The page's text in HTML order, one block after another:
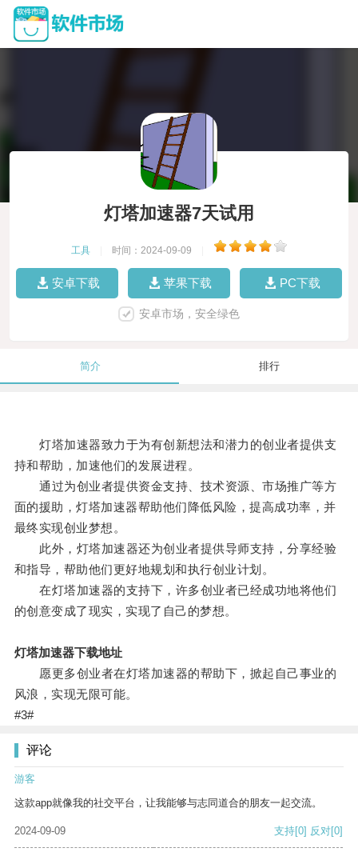
灯塔加速器7天试用
工具 时间：2024-09-09
安卓下载 苹果下载 PC下载
安卓市场，安全绿色
简介 排行
灯塔加速器致力于为有创新想法和潜力的创业者提供支
持和帮助，加速他们的发展进程。
通过为创业者提供资金支持、技术资源、市场推广等方
面的援助，灯塔加速器帮助他们降低风险，提高成功率，并
最终实现创业梦想。
此外，灯塔加速器还为创业者提供导师支持，分享经验
和指导，帮助他们更好地规划和执行创业计划。
在灯塔加速器的支持下，许多创业者已经成功地将他们
的创意变成了现实，实现了自己的梦想。
灯塔加速器下载地址
愿更多创业者在灯塔加速器的帮助下，掀起自己事业的
风浪，实现无限可能。
#3#
评论
游客
这款app就像我的社交平台，让我能够与志同道合的朋友一起交流。
2024-09-09 支持[0] 反对[0]